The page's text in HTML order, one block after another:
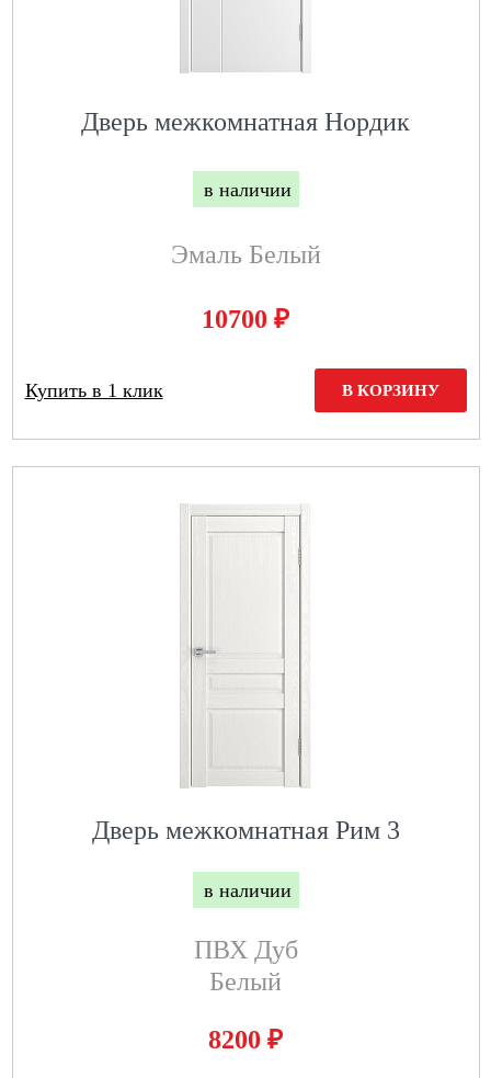
Дверь межкомнатная Нордик
в наличии
Эмаль Белый
10700 ₽
Купить в 1 клик В КОРЗИНУ
Дверь межкомнатная Рим 3
в наличии
ПВХ Дуб
Белый
8200 ₽